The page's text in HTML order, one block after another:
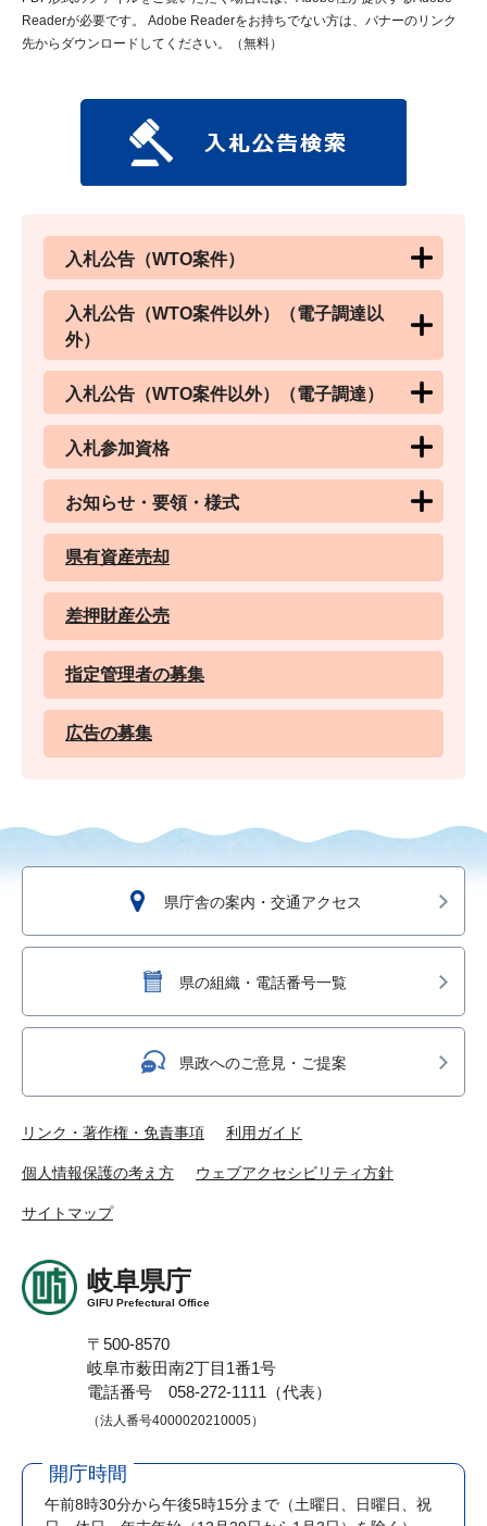
Readerが必要です。
Adobe Readerをお持ちでない方は、バナーのリンク
先からダウンロードしてください。（無料）
入札公告（WTO案件）
入札公告（WTO案件以外）（電子調達以
外）
入札公告（WTO案件以外）（電子調達）
入札参加資格
お知らせ・要領・様式
県有資産売却
差押財産公売
指定管理者の募集
広告の募集
県庁舎の案内・交通アクセス
県の組織・電話番号一覧
県政へのご意見・ご提案
リンク・著作権・免責事項 利用ガイド
個人情報保護の考え方 ウェブアクセシビリティ方針
サイトマップ
岐阜県庁
GIFU Prefectural Office
〒500-8570
岐阜市薮田南2丁目1番1号
電話番号 058-272-1111（代表）
（法人番号4000020210005）
開庁時間
午前8時30分から午後5時15分まで （土曜日、日曜日、祝